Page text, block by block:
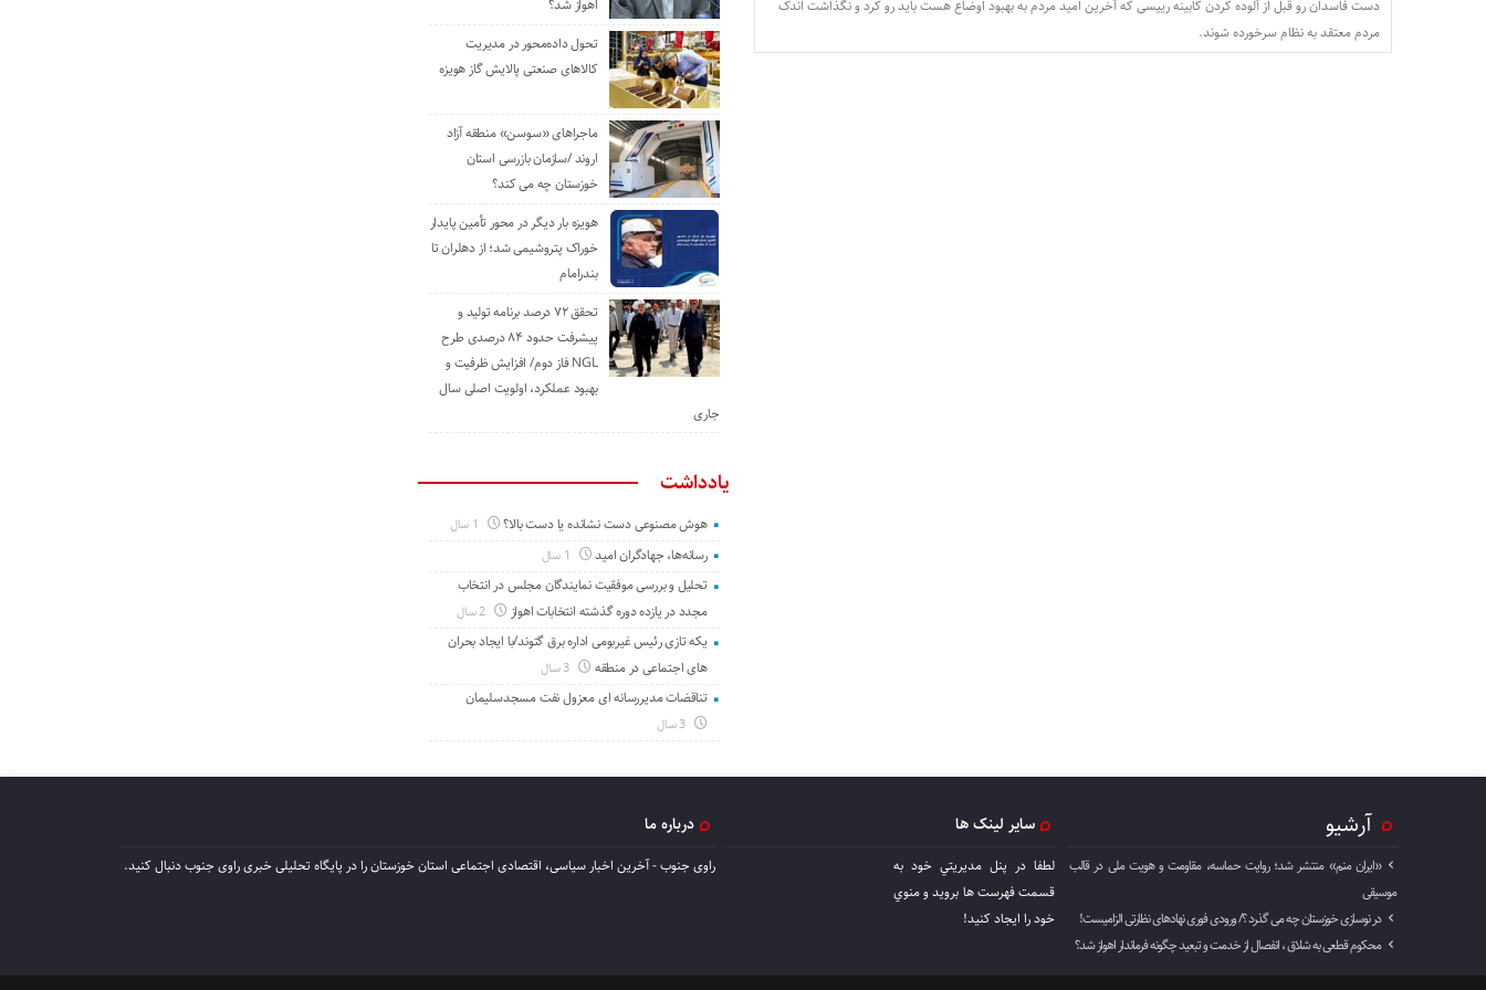
دست فاسدان رو قبل از آلوده کردن کابینه رییسی که آخرین امید مردم به بهبود اوضاع هست باید رو کرد و نگذاشت اندک
مردم معتقد به نظام سرخورده شوند.
اهواز شد؟
تحول داده‌محور در مدیریت
کالاهای صنعتی پالایش گاز هویزه
ماجراهای «سوسن» منطقه آزاد
اروند /سازمان بازرسی استان
خوزستان چه می کند؟
هویزه بار دیگر در محور تأمین پایدار
خوراک پتروشیمی شد؛ از دهلران تا
بندرامام
تحقق ۷۲ درصد برنامه تولید و
پیشرفت حدود ۸۴ درصدی طرح
NGL فاز دوم/ افزایش ظرفیت و
بهبود عملکرد، اولویت اصلی سال
جاری
یادداشت
هوش مصنوعی دست نشانده یا دست بالا؟
رسانه‌ها، جهادگران امید
تحلیل و بررسی موفقیت نمایندگان مجلس در انتخاب
مجدد در یازده دوره گذشته انتخابات اهواز
یکه تازی رئیس غیربومی اداره برق گتوند/با ایجاد بحران
های اجتماعی در منطقه
تناقضات مدیررسانه ای معزول نفت مسجدسلیمان
آرشیو
«ایران منم» منتشر شد؛ روایت حماسه، مقاومت و هویت ملی در قالب
موسیقی
در نوسازی خوزستان چه می گذرد ؟/ ورودی فوری نهادهای نظارتی الزامیست!
محکوم قطعی به شلاق ، انفصال از خدمت و تبعید چگونه فرماندار اهواز شد؟
سایر لینک ها
لطفا در پنل مديريتي خود به
قسمت فهرست ها برويد و منوي
خود را ايجاد كنيد!
درباره ما
راوی جنوب - آخرین اخبار سیاسی، اقتصادی اجتماعی استان خوزستان را در پایگاه تحلیلی خبری راوی جنوب دنبال کنید.